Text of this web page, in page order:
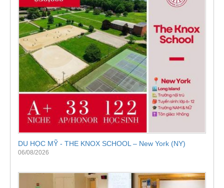
DU HỌC MỸ - THE KNOX SCHOOL – New York (NY)
06/08/2026